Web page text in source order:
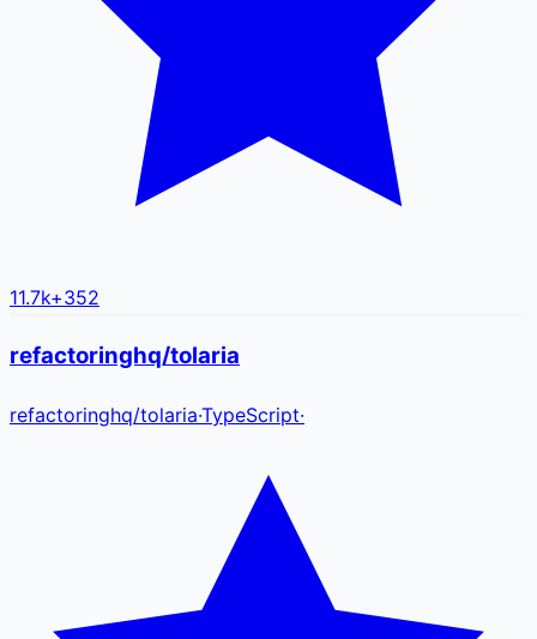
11.7k+352
refactoringhq/tolaria
refactoringhq/tolaria·TypeScript·